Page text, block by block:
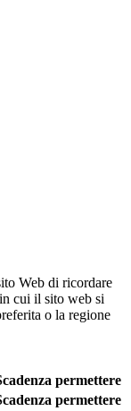
Web di ricordare
cui il sito web si
o la regione
permettere
permettere